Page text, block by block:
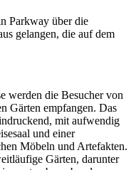
Parkway über die
gelangen, die auf dem
werden die Besucher von
Gärten empfangen. Das
mit aufwendig
und einer
Möbeln und Artefakten.
Gärten, darunter